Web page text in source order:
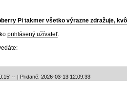
Pi takmer všetko výrazne zdražuje,
prihlásený užívateľ.
-- | Pridané: 2026-03-13 12:09:33